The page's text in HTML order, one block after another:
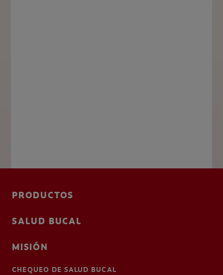
PRODUCTOS
SALUD BUCAL
MISIÓN
CHEQUEO DE SALUD BUCAL